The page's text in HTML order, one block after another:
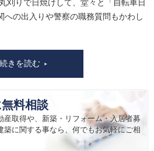
刈りで日焼けして、堂々と「自転車日
への出入りや警察の職務質問もかわし
続きを読む
料相談
産取得や、新築・リフォーム・入居者募
築に関する事なら、何でもお気軽にご相